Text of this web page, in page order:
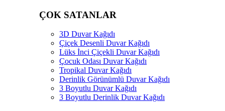
ÇOK SATANLAR
3D Duvar Kağıdı
Çiçek Desenli Duvar Kağıdı
Lüks İnci Çiçekli Duvar Kağıdı
Çocuk Odası Duvar Kağıdı
Tropikal Duvar Kağıdı
Derinlik Görünümlü Duvar Kağıdı
3 Boyutlu Duvar Kağıdı
3 Boyutlu Derinlik Duvar Kağıdı